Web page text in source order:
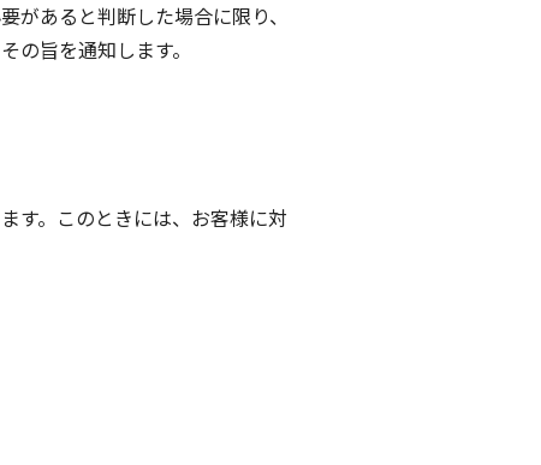
あると判断した場合に限り、
旨を通知します。
す。このときには、お客様に対